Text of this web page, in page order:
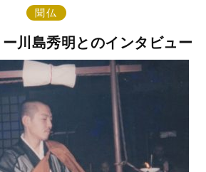
聞仏
川島秀明とのインタビュー